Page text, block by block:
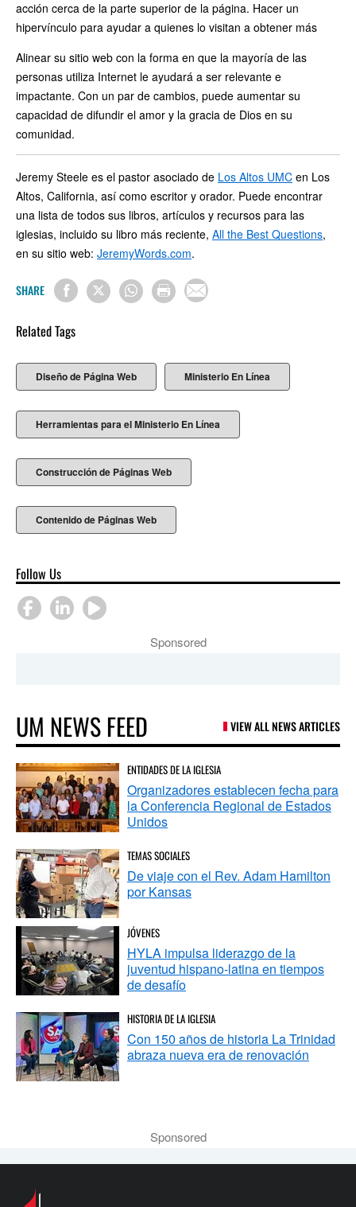
acción cerca de la parte superior de la página. Hacer un
hipervínculo para ayudar a quienes lo visitan a obtener más
Alinear su sitio web con la forma en que la mayoría de las
personas utiliza Internet le ayudará a ser relevante e
impactante. Con un par de cambios, puede aumentar su
capacidad de difundir el amor y la gracia de Dios en su
comunidad.
Jeremy Steele es el pastor asociado de Los Altos UMC en Los
Altos, California, así como escritor y orador. Puede encontrar
una lista de todos sus libros, artículos y recursos para las
iglesias, incluido su libro más reciente, All the Best Questions,
en su sitio web: JeremyWords.com.
SHARE
Related Tags
Diseño de Página Web Ministerio En Línea
Herramientas para el Ministerio En Línea
Construcción de Páginas Web
Contenido de Páginas Web
Follow Us
Sponsored
UM NEWS FEED VIEW ALL NEWS ARTICLES
ENTIDADES DE LA IGLESIA
Organizadores establecen fecha para
la Conferencia Regional de Estados
Unidos
TEMAS SOCIALES
De viaje con el Rev. Adam Hamilton
por Kansas
JÓVENES
HYLA impulsa liderazgo de la
juventud hispano-latina en tiempos
de desafío
HISTORIA DE LA IGLESIA
Con 150 años de historia La Trinidad
abraza nueva era de renovación
Sponsored